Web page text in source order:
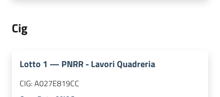
Cig
Lotto 1 — PNRR - Lavori Quadreria
CIG:A027E819CC